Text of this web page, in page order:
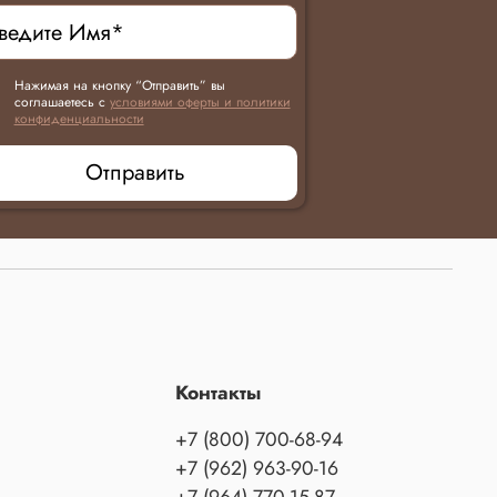
Нажимая на кнопку “Отправить” вы
соглашаетесь с условиями оферты и политики
конфиденциальности
Отправить
Контакты
+7 (800) 700-68-94
+7 (962) 963-90-16